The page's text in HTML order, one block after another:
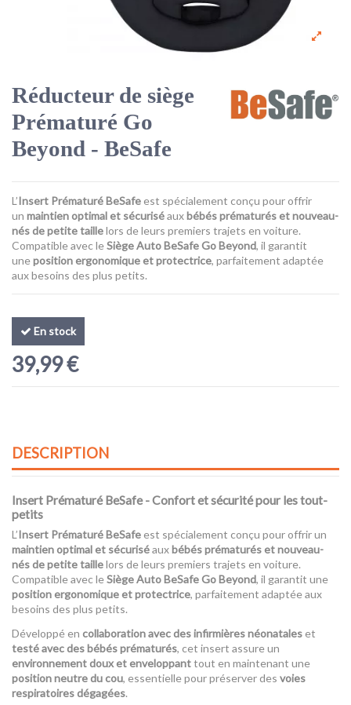
Réducteur de siège
Prématuré Go
Beyond - BeSafe
L’Insert Prématuré BeSafe est spécialement conçu pour offrir
un maintien optimal et sécuriséauxbébés prématurés et nouveau-
nés de petite taillelors de leurs premiers trajets en voiture.
Compatible avec leSiège Auto BeSafe Go Beyond, il garantit
uneposition ergonomique et protectrice, parfaitement adaptée
aux besoins des plus petits.
En stock
39,99 €
DESCRIPTION
Insert Prématuré BeSafe - Confort et sécurité pour les tout-
petits
L’Insert Prématuré BeSafe est spécialement conçu pour offrir un
maintien optimal et sécuriséauxbébés prématurés et nouveau-
nés de petite taillelors de leurs premiers trajets en voiture.
Compatible avec leSiège Auto BeSafe Go Beyond, il garantit une
position ergonomique et protectrice, parfaitement adaptée aux
besoins des plus petits.
Développé en collaboration avec des infirmières néonatales et
testé avec des bébés prématurés, cet insert assure un
environnement doux et enveloppanttout en maintenant une
position neutre du cou, essentielle pour préserver des voies
respiratoires dégagées.